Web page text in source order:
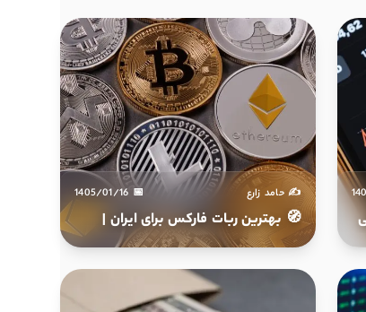
✍️ حامد زارع 📅 1405/01/16
🧭 بهترین ربات فارکس برای ایران |
چطور در اقتصاد بی‌ثبات با ربات تریدر
سود دلاری بسازیم؟